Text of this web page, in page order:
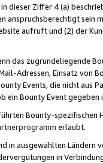
in dieser Ziffer 4 (a)
anspruchsberechtigt sein
aufruft und (2) der
das zugrundeliegende
Adressen, Einsatz von
Events, die nicht
ein Bounty Event
Bounty-spezifischen
erlaubt.
in ausgewählten Ländern
in